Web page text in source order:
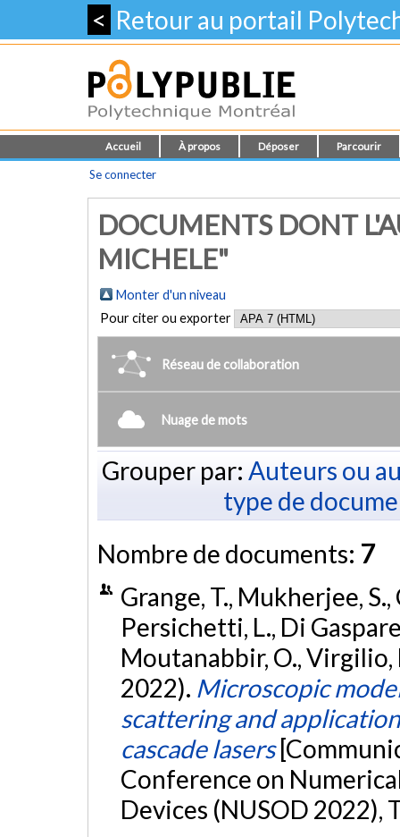
< Retour au portail
Accueil À propos Déposer Parcourir
Se connecter
DOCUMENTS DONT
MICHELE"
Monter d'un niveau
Pour citer ou exporter
Réseau de collaboration
Nuage de mots
Grouper par: Auteurs ou
type de
Nombre de documents: 7
Grange, T., Mukherjee,
Persichetti, L., Di
Moutanabbir, O., Virgilio,
2022). Microscopic
scattering and
cascade lasers
Conference on
Devices (NUSOD 2022),